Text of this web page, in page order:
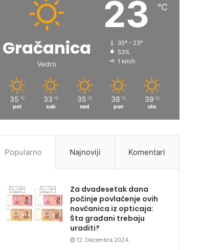
Gračanica
Vedro
23 ℃
35º - 23º
53%
1 km/h
35 ℃
pet
33 ℃
sub
35 ℃
ned
38 ℃
pon
39 ℃
uto
Popularno Najnoviji Komentari
Za dvadesetak dana
počinje povlačenje ovih
novčanica iz opticaja:
Šta građani trebaju
uraditi?
12. Decembra 2024.